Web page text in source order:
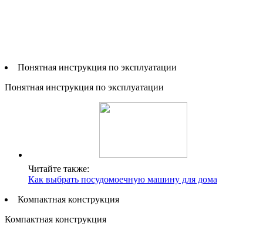
Понятная инструкция по эксплуатации
Понятная инструкция по эксплуатации
Читайте также:
Как выбрать посудомоечную машину для дома
Компактная конструкция
Компактная конструкция